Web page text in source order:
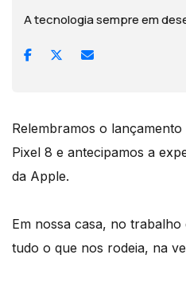
A tecnologia sempre em
Relembramos o
Pixel 8 e antecipamos a
da Apple.
Em nossa casa, no
tudo o que nos rodeia, na